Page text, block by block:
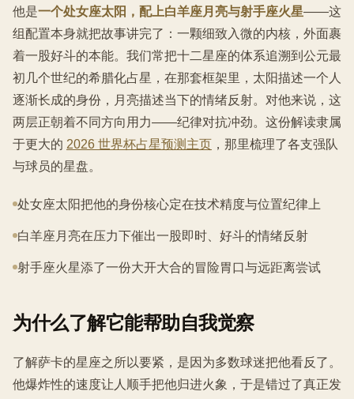
他是一个处女座太阳，配上白羊座月亮与射手座火星——这
组配置本身就把故事讲完了：一颗细致入微的内核，外面裹
着一股好斗的本能。我们常把十二星座的体系追溯到公元最
初几个世纪的希腊化占星，在那套框架里，太阳描述一个人
逐渐长成的身份，月亮描述当下的情绪反射。对他来说，这
两层正朝着不同方向用力——纪律对抗冲劲。这份解读隶属
于更大的 2026 世界杯占星预测主页 ，那里梳理了各支强队
与球员的星盘。
处女座太阳把他的身份核心定在技术精度与位置纪律上
白羊座月亮在压力下催出一股即时、好斗的情绪反射
射手座火星添了一份大开大合的冒险胃口与远距离尝试
为什么了解它能帮助自我觉察
了解萨卡的星座之所以要紧，是因为多数球迷把他看反了。
他爆炸性的速度让人顺手把他归进火象，于是错过了真正发